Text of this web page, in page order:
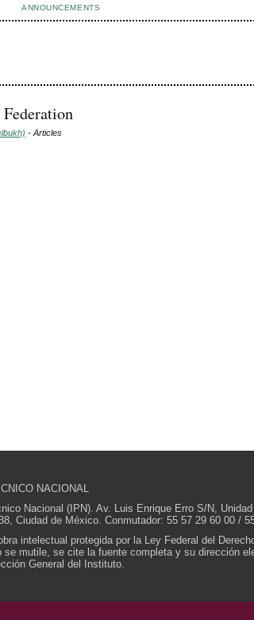
ANNOUNCEMENTS
- Articles
NACIONAL
Nacional (IPN). Av. Luis Enrique Erro S/N,
Ciudad de México. Conmutador: 55 57 29 60 00 /
intelectual protegida por la Ley Federal del
se mutile, se cite la fuente completa y su dirección
General del Instituto.